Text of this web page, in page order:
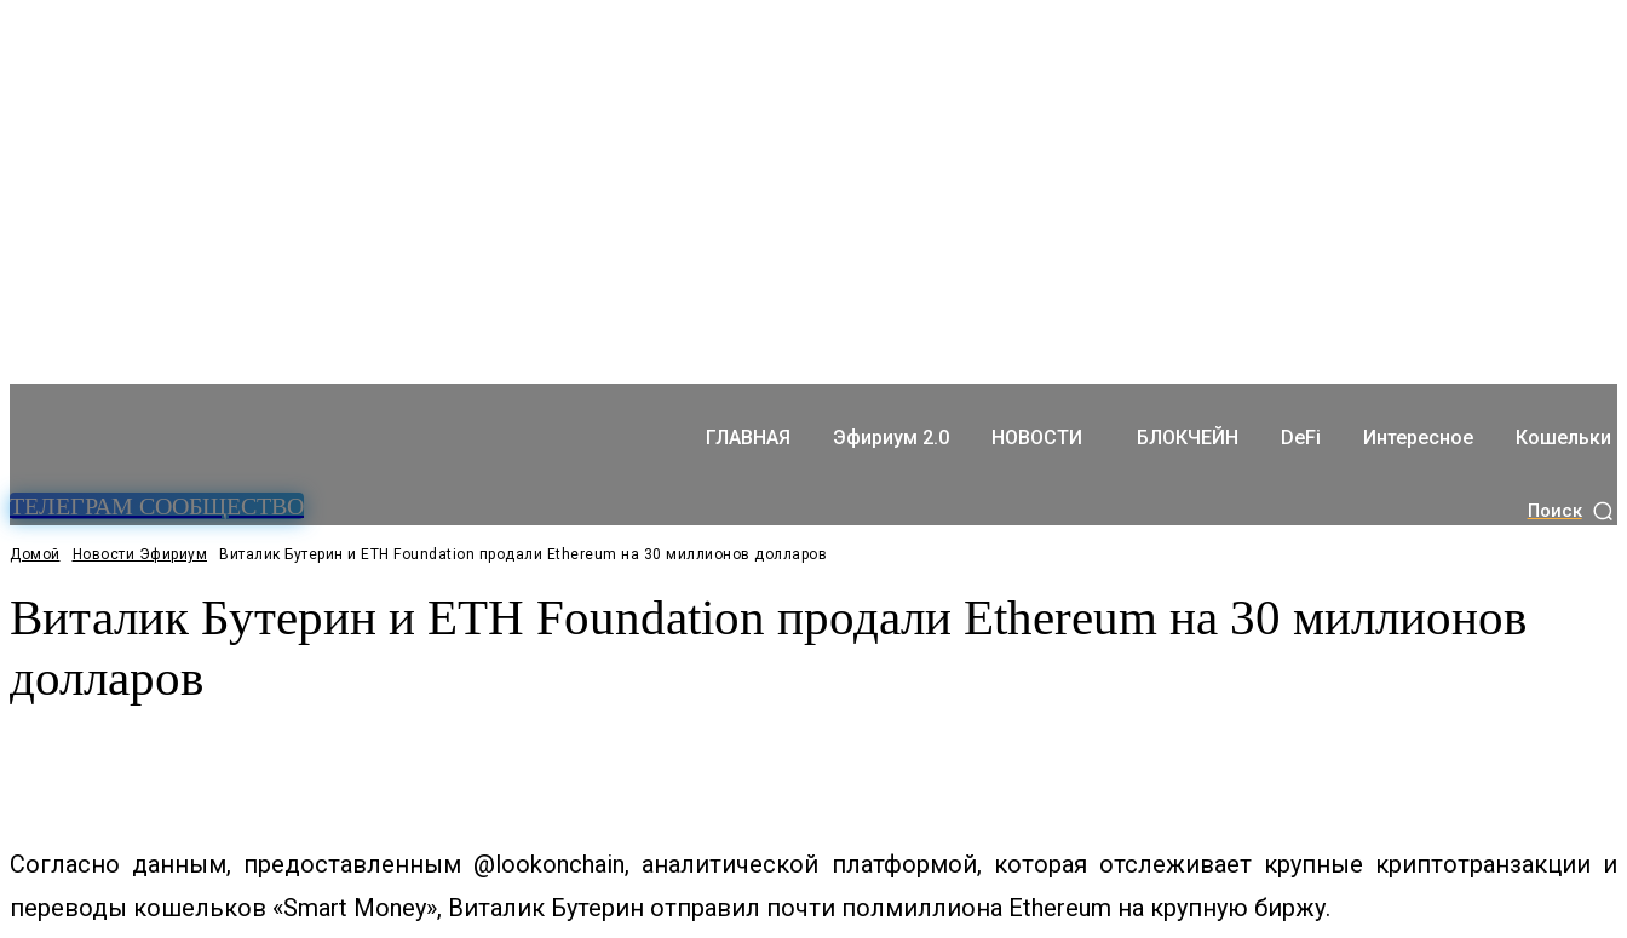
ТЕЛЕГРАМ СООБЩЕСТВО
ГЛАВНАЯ Эфириум 2.0 НОВОСТИ БЛОКЧЕЙН DeFi Интересное Кошельки
Поиск
Домой Новости Эфириум Виталик Бутерин и ETH Foundation продали Ethereum на 30 миллионов долларов
Виталик Бутерин и ETH Foundation продали Ethereum на 30 миллионов
долларов
Согласно данным, предоставленным @lookonchain, аналитической платформой, которая отслеживает крупные криптотранзакции и
переводы кошельков «Smart Money», Виталик Бутерин отправил почти полмиллиона Ethereum на крупную биржу.